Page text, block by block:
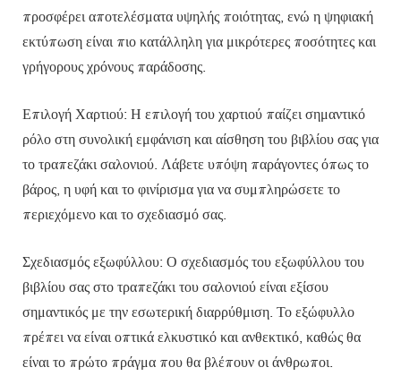
προσφέρει αποτελέσματα υψηλής ποιότητας, ενώ η ψηφιακή
εκτύπωση είναι πιο κατάλληλη για μικρότερες ποσότητες και
γρήγορους χρόνους παράδοσης.
Επιλογή Χαρτιού: Η επιλογή του χαρτιού παίζει σημαντικό
ρόλο στη συνολική εμφάνιση και αίσθηση του βιβλίου σας για
το τραπεζάκι σαλονιού. Λάβετε υπόψη παράγοντες όπως το
βάρος, η υφή και το φινίρισμα για να συμπληρώσετε το
περιεχόμενο και το σχεδιασμό σας.
Σχεδιασμός εξωφύλλου: Ο σχεδιασμός του εξωφύλλου του
βιβλίου σας στο τραπεζάκι του σαλονιού είναι εξίσου
σημαντικός με την εσωτερική διαρρύθμιση. Το εξώφυλλο
πρέπει να είναι οπτικά ελκυστικό και ανθεκτικό, καθώς θα
είναι το πρώτο πράγμα που θα βλέπουν οι άνθρωποι.